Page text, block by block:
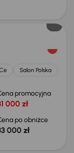
Salon Polska
promocyjna
000 zł
po obniżce
000 zł